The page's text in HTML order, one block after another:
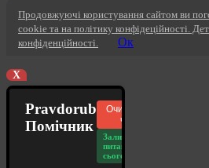
Продовжуючі користування сайтом ви
cookie та на політику конфідеційності.
конфіденційності.
Ок
X
Pravdorub
Помічник
Очистити
чат
Залишилось
питань
сьогодні: 20